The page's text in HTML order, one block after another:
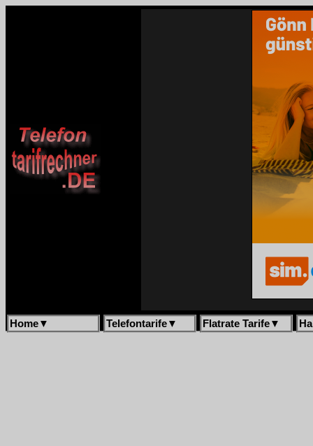
Home▼ Telefontarife▼ Flatrate Tarife▼